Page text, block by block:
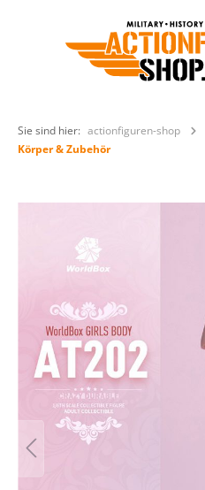
Sie sind hier: actionfiguren-shop
Körper & Zubehör